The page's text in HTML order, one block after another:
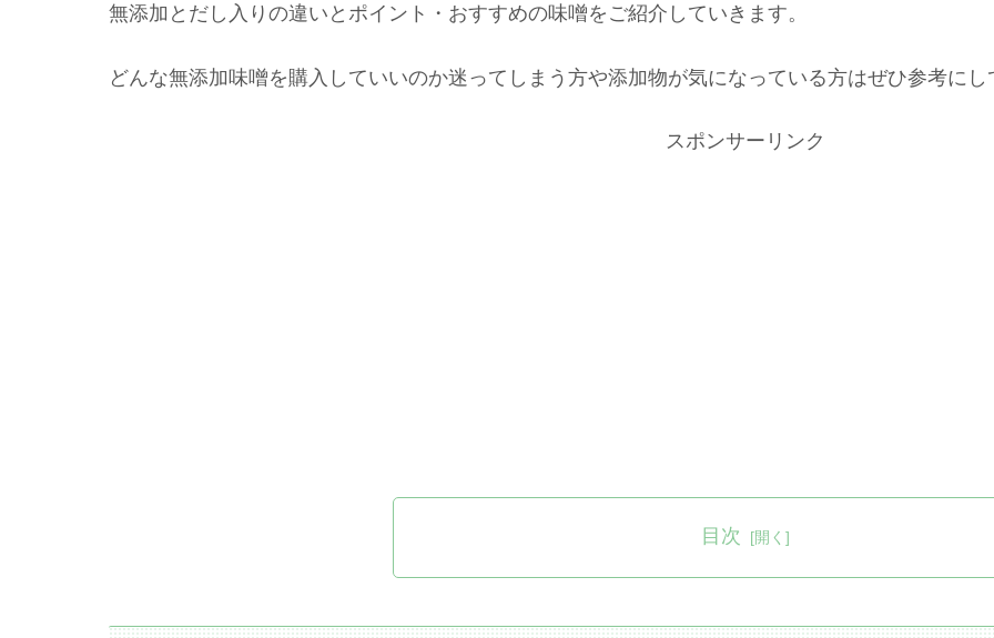
無添加とだし入りの違いとポイント・おすすめの味噌をご紹介していきます。
どんな無添加味噌を購入していいのか迷ってしまう方や添加物が気になっている方はぜひ参考にし
スポンサーリンク
目次